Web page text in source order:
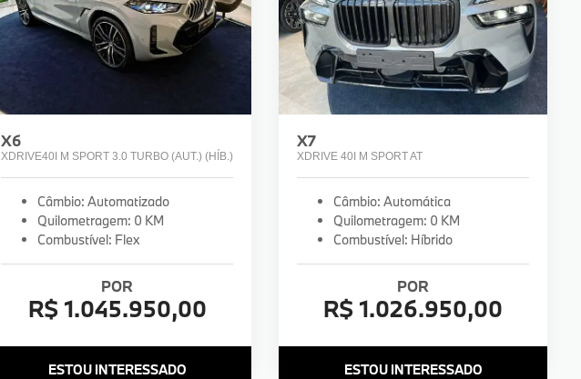
X6
XDRIVE40I M SPORT 3.0 TURBO (AUT.) (HÍB.)
Câmbio: Automatizado
Quilometragem: 0 KM
Combustível: Flex
POR
R$ 1.045.950,00
ESTOU INTERESSADO
X7
XDRIVE 40I M SPORT AT
Câmbio: Automática
Quilometragem: 0 KM
Combustível: Híbrido
POR
R$ 1.026.950,00
ESTOU INTERESSADO